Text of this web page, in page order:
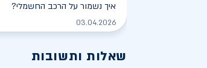
איך נשמור על הרכב החשמלי?
03.04.2026
שאלות ותשובות